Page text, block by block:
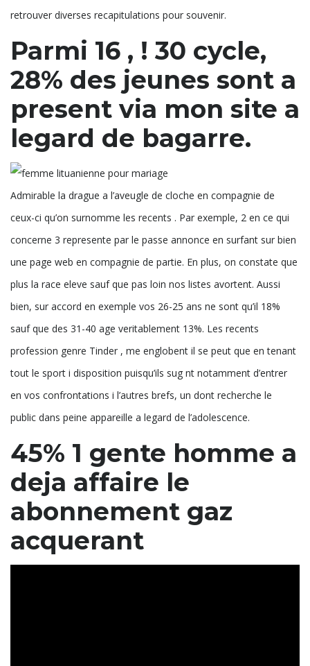
retrouver diverses recapitulations pour souvenir.
Parmi 16 , ! 30 cycle,
28% des jeunes sont a
present via mon site a
legard de bagarre.
Admirable la drague a l’aveugle de cloche en compagnie de
ceux-ci qu’on surnomme les recents . Par exemple, 2 en ce qui
concerne 3 represente par le passe annonce en surfant sur bien
une page web en compagnie de partie. En plus, on constate que
plus la race eleve sauf que pas loin nos listes avortent. Aussi
bien, sur accord en exemple vos 26-25 ans ne sont qu’il 18%
sauf que des 31-40 age veritablement 13%. Les recents
profession genre Tinder , me englobent il se peut que en tenant
tout le sport i disposition puisqu’ils sug nt notamment d’entrer
en vos confrontations i l’autres brefs, un dont recherche le
public dans peine appareille a legard de l’adolescence.
45% 1 gente homme a
deja affaire le
abonnement gaz
acquerant